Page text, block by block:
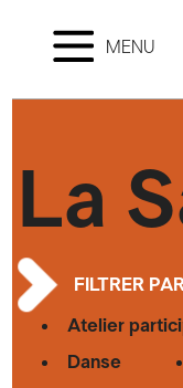
MENU
La
FILTRER
Atelier
Danse